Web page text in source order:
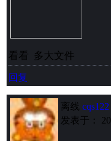
看看 多大文件
回复
离线 cqs122
发表于：